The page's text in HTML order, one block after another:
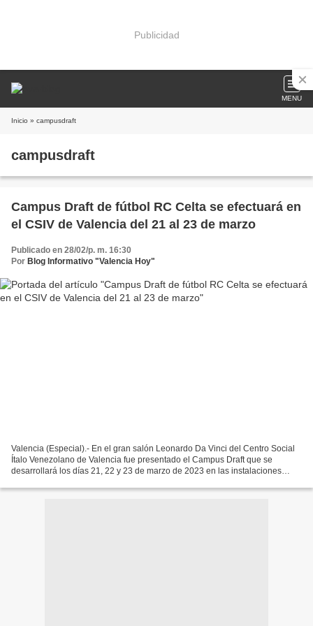
Publicidad
MENU
Inicio » campusdraft
campusdraft
Campus Draft de fútbol RC Celta se efectuará en
el CSIV de Valencia del 21 al 23 de marzo
Publicado en 28/02/p. m. 16:30
Por Blog Informativo "Valencia Hoy"
Valencia (Especial).- En el gran salón Leonardo Da Vinci del Centro Social
Ítalo Venezolano de Valencia fue presentado el Campus Draft que se
desarrollará los días 21, 22 y 23 de marzo de 2023 en las instalaciones